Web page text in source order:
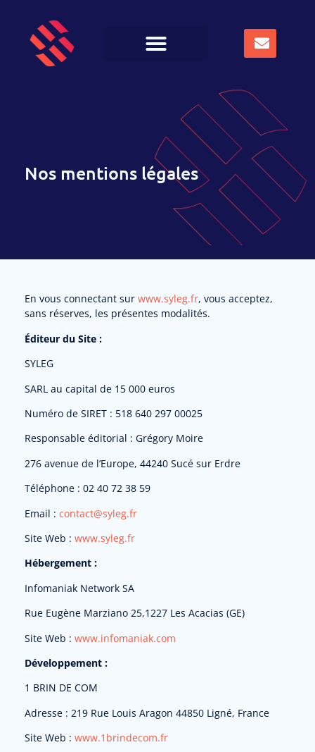
Nos mentions légales
En vous connectant sur www.syleg.fr, vous acceptez,
sans réserves, les présentes modalités.
Éditeur du Site :
SYLEG
SARL au capital de 15 000 euros
Numéro de SIRET : 518 640 297 00025
Responsable éditorial : Grégory Moire
276 avenue de l’Europe, 44240 Sucé sur Erdre
Téléphone : 02 40 72 38 59
Email : contact@syleg.fr
Site Web : www.syleg.fr
Hébergement :
Infomaniak Network SA
Rue Eugène Marziano 25,1227 Les Acacias (GE)
Site Web : www.infomaniak.com
Développement :
1 BRIN DE COM
Adresse : 219 Rue Louis Aragon 44850 Ligné, France
Site Web : www.1brindecom.fr